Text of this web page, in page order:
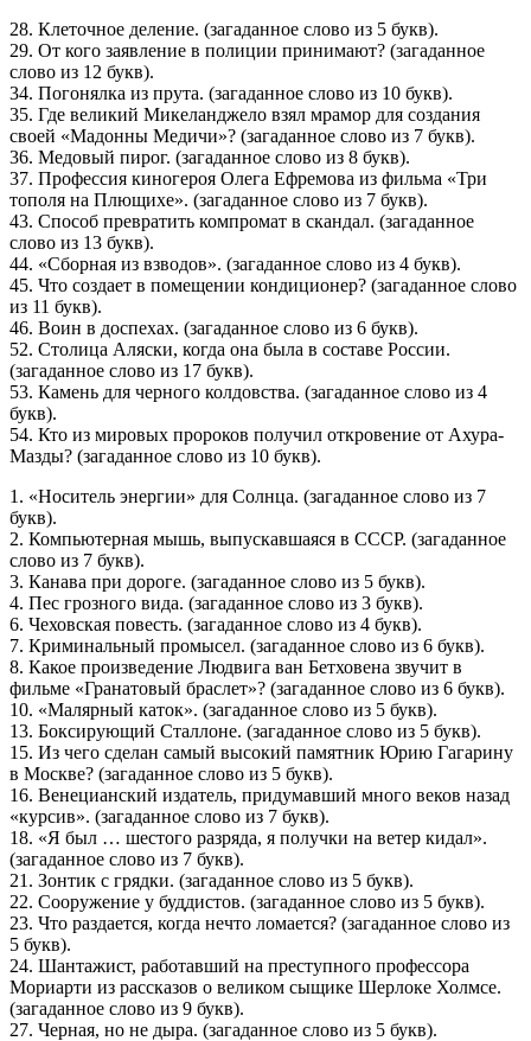
28. Клеточное деление. (загаданное слово из 5 букв).
29. От кого заявление в полиции принимают? (загаданное
слово из 12 букв).
34. Погонялка из прута. (загаданное слово из 10 букв).
35. Где великий Микеланджело взял мрамор для создания
своей «Мадонны Медичи»? (загаданное слово из 7 букв).
36. Медовый пирог. (загаданное слово из 8 букв).
37. Профессия киногероя Олега Ефремова из фильма «Три
тополя на Плющихе». (загаданное слово из 7 букв).
43. Способ превратить компромат в скандал. (загаданное
слово из 13 букв).
44. «Сборная из взводов». (загаданное слово из 4 букв).
45. Что создает в помещении кондиционер? (загаданное слово
из 11 букв).
46. Воин в доспехах. (загаданное слово из 6 букв).
52. Столица Аляски, когда она была в составе России.
(загаданное слово из 17 букв).
53. Камень для черного колдовства. (загаданное слово из 4
букв).
54. Кто из мировых пророков получил откровение от Ахура-
Мазды? (загаданное слово из 10 букв).
1. «Носитель энергии» для Солнца. (загаданное слово из 7
букв).
2. Компьютерная мышь, выпускавшаяся в СССР. (загаданное
слово из 7 букв).
3. Канава при дороге. (загаданное слово из 5 букв).
4. Пес грозного вида. (загаданное слово из 3 букв).
6. Чеховская повесть. (загаданное слово из 4 букв).
7. Криминальный промысел. (загаданное слово из 6 букв).
8. Какое произведение Людвига ван Бетховена звучит в
фильме «Гранатовый браслет»? (загаданное слово из 6 букв).
10. «Малярный каток». (загаданное слово из 5 букв).
13. Боксирующий Сталлоне. (загаданное слово из 5 букв).
15. Из чего сделан самый высокий памятник Юрию Гагарину
в Москве? (загаданное слово из 5 букв).
16. Венецианский издатель, придумавший много веков назад
«курсив». (загаданное слово из 7 букв).
18. «Я был … шестого разряда, я получки на ветер кидал».
(загаданное слово из 7 букв).
21. Зонтик с грядки. (загаданное слово из 5 букв).
22. Сооружение у буддистов. (загаданное слово из 5 букв).
23. Что раздается, когда нечто ломается? (загаданное слово из
5 букв).
24. Шантажист, работавший на преступного профессора
Мориарти из рассказов о великом сыщике Шерлоке Холмсе.
(загаданное слово из 9 букв).
27. Черная, но не дыра. (загаданное слово из 5 букв).